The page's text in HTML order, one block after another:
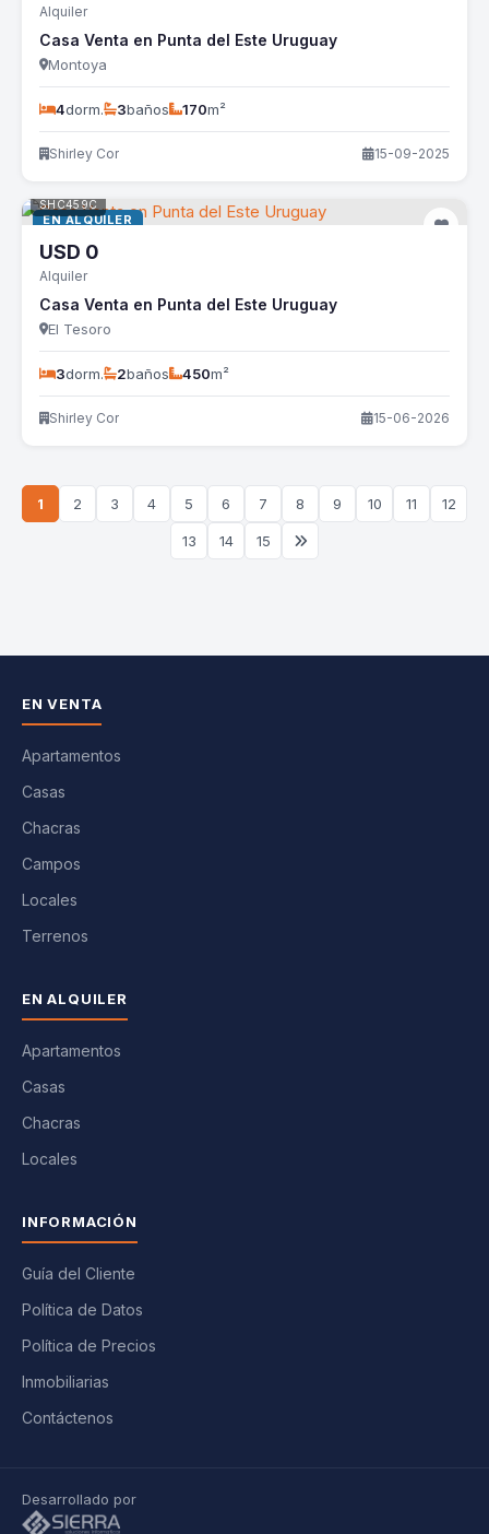
Alquiler
Casa Venta en Punta del Este Uruguay
Montoya
4dorm. 3baños 170m²
Shirley Cor 15-09-2025
EN ALQUILER
SHC459C
USD 0
Alquiler
Casa Venta en Punta del Este Uruguay
El Tesoro
3dorm. 2baños 450m²
Shirley Cor 15-06-2026
1 2 3 4 5 6 7 8 9 10 11 12
13 14 15
EN VENTA
Apartamentos
Casas
Chacras
Campos
Locales
Terrenos
EN ALQUILER
Apartamentos
Casas
Chacras
Locales
INFORMACIÓN
Guía del Cliente
Política de Datos
Política de Precios
Inmobiliarias
Contáctenos
Desarrollado por